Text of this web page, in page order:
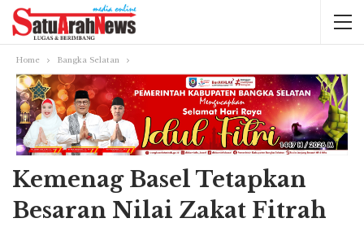
Home Bangka Selatan
Kemenag Basel Tetapkan
Besaran Nilai Zakat Fitrah